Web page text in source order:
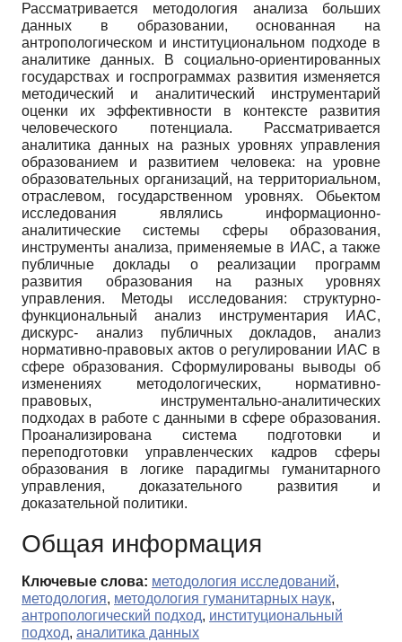
Рассматривается методология анализа больших
данных в образовании, основанная на
антропологическом и институциональном подходе в
аналитике данных. В социально-ориентированных
государствах и госпрограммах развития изменяется
методический и аналитический инструментарий
оценки их эффективности в контексте развития
человеческого потенциала. Рассматривается
аналитика данных на разных уровнях управления
образованием и развитием человека: на уровне
образовательных организаций, на территориальном,
отраслевом, государственном уровнях. Обьектом
исследования являлись информационно-
аналитические системы сферы образования,
инструменты анализа, применяемые в ИАС, а также
публичные доклады о реализации программ
развития образования на разных уровнях
управления. Методы исследования: структурно-
функциональный анализ инструментария ИАС,
дискурс- анализ публичных докладов, анализ
нормативно-правовых актов о регулировании ИАС в
сфере образования. Сформулированы выводы об
изменениях методологических, нормативно-
правовых, инструментально-аналитических
подходах в работе с данными в сфере образования.
Проанализирована система подготовки и
переподготовки управленческих кадров сферы
образования в логике парадигмы гуманитарного
управления, доказательного развития и
доказательной политики.
Общая информация
Ключевые слова: методология исследований,
методология, методология гуманитарных наук,
антропологический подход, институциональный
подход, аналитика данных